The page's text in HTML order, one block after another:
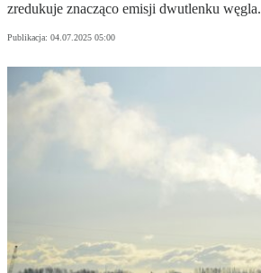
zredukuje znacząco emisji dwutlenku węgla.
Publikacja: 04.07.2025 05:00